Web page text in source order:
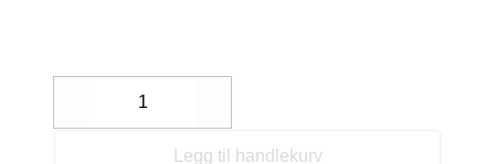
Decrease
Legg til handlekurv